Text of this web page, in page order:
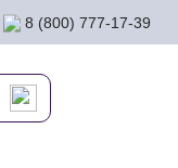
8 (800) 777-17-39